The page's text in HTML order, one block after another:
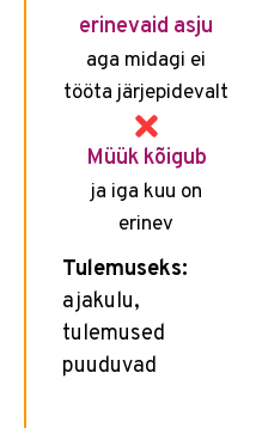
erinevaid asju
aga midagi ei
tööta järjepidevalt
Müük kõigub
ja iga kuu on
erinev
Tulemuseks:
ajakulu,
tulemused
puuduvad